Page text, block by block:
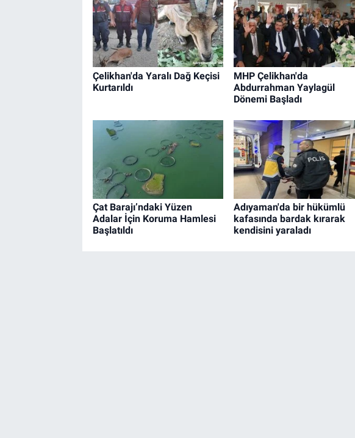
Çelikhan'da Yaralı Dağ Keçisi
Kurtarıldı
MHP Çelikhan'da
Abdurrahman Yaylagül
Dönemi Başladı
Çat Barajı’ndaki Yüzen
Adalar İçin Koruma Hamlesi
Başlatıldı
Adıyaman'da bir hükümlü
kafasında bardak kırarak
kendisini yaraladı